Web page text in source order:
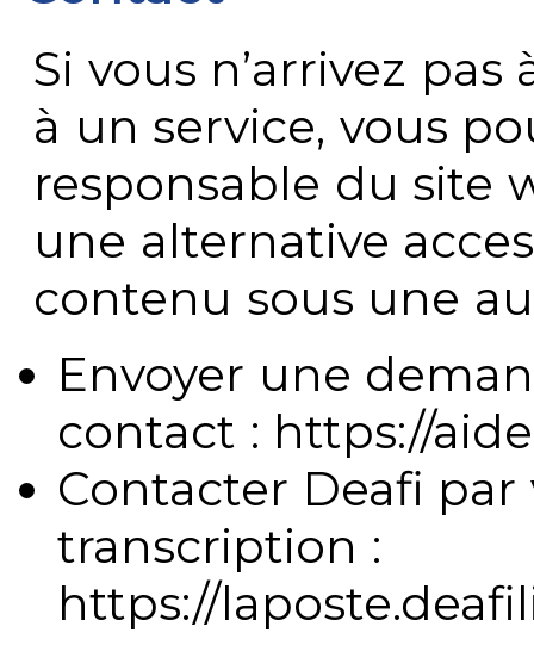
Si vous n’arrivez
à un service, vous
responsable du site
une alternative
contenu sous une
Envoyer une
contact : https://
Contacter Deafi
transcription :
https://